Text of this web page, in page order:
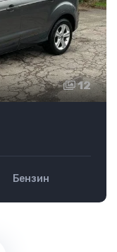
12
Бензин